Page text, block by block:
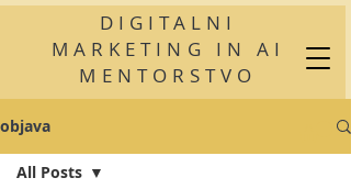
DIGITALNI
MARKETING IN AI
MENTORSTVO
objava
All Posts